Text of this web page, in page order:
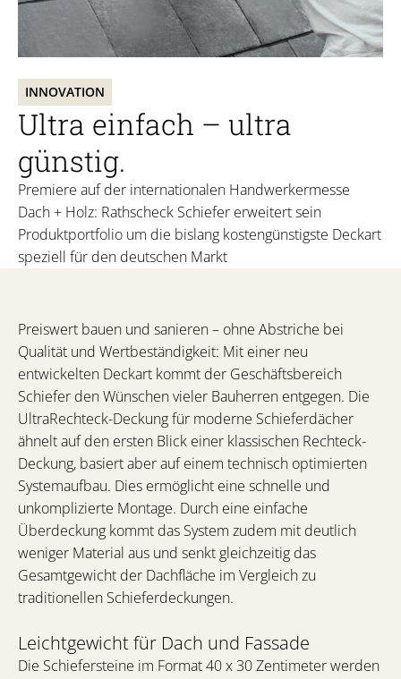
INNOVATION
Ultra einfach – ultra
günstig.
Premiere auf der internationalen Handwerkermesse
Dach + Holz: Rathscheck Schiefer erweitert sein
Produktportfolio um die bislang kostengünstigste Deckart
speziell für den deutschen Markt
Preiswert bauen und sanieren – ohne Abstriche bei
Qualität und Wertbeständigkeit: Mit einer neu
entwickelten Deckart kommt der Geschäftsbereich
Schiefer den Wünschen vieler Bauherren entgegen. Die
UltraRechteck-Deckung für moderne Schieferdächer
ähnelt auf den ersten Blick einer klassischen Rechteck-
Deckung, basiert aber auf einem technisch optimierten
Systemaufbau. Dies ermöglicht eine schnelle und
unkomplizierte Montage. Durch eine einfache
Überdeckung kommt das System zudem mit deutlich
weniger Material aus und senkt gleichzeitig das
Gesamtgewicht der Dachfläche im Vergleich zu
traditionellen Schieferdeckungen.
Leichtgewicht für Dach und Fassade
Die Schiefersteine im Format 40 x 30 Zentimeter werden